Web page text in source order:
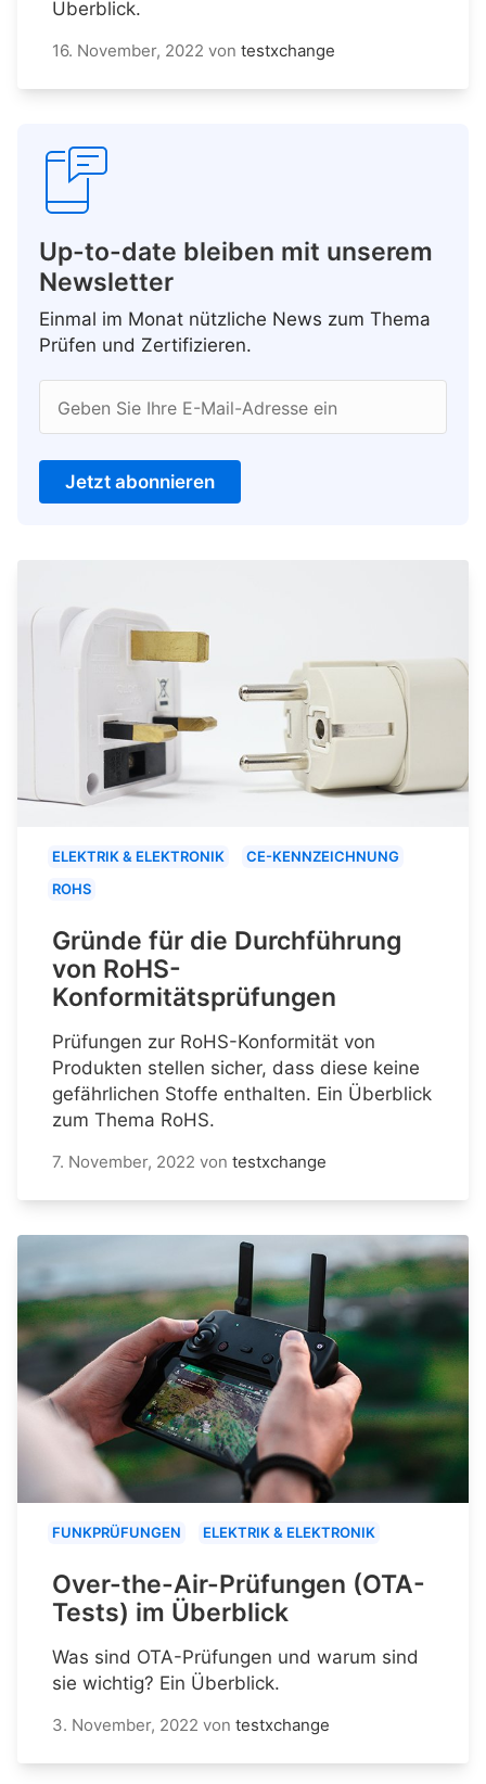
Überblick.
16. November, 2022 von testxchange
Up-to-date bleiben mit unserem
Newsletter
Einmal im Monat nützliche News zum Thema
Prüfen und Zertifizieren.
Geben Sie Ihre E-Mail-Adresse ein
Jetzt abonnieren
ELEKTRIK & ELEKTRONIK
CE-KENNZEICHNUNG
ROHS
Gründe für die Durchführung
von RoHS-
Konformitätsprüfungen
Prüfungen zur RoHS-Konformität von
Produkten stellen sicher, dass diese keine
gefährlichen Stoffe enthalten. Ein Überblick
zum Thema RoHS.
7. November, 2022 von testxchange
FUNKPRÜFUNGEN ELEKTRIK & ELEKTRONIK
Over-the-Air-Prüfungen (OTA-
Tests) im Überblick
Was sind OTA-Prüfungen und warum sind
sie wichtig? Ein Überblick.
3. November, 2022 von testxchange